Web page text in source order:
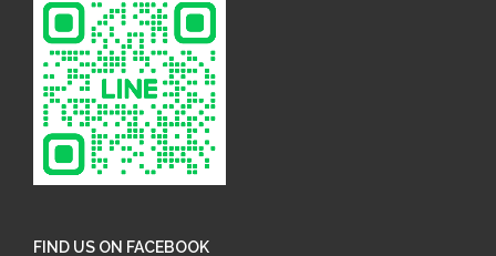
FIND US ON FACEBOOK